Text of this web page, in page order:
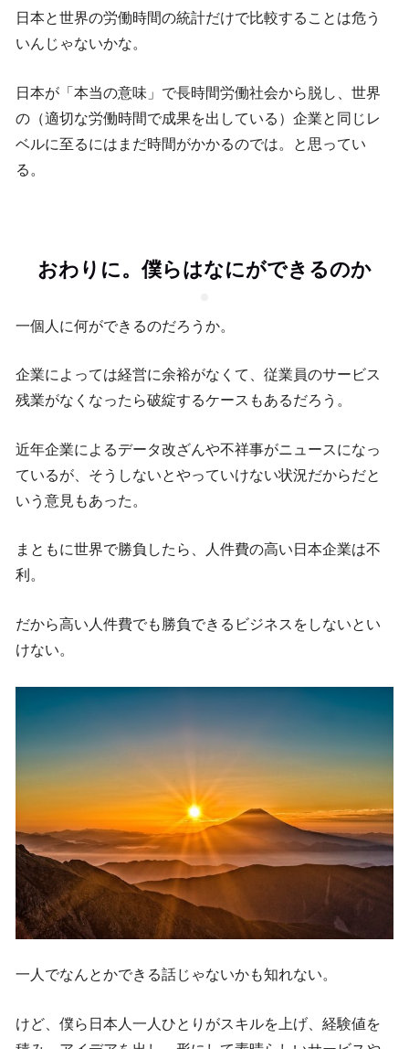
日本と世界の労働時間の統計だけで比較することは危う
いんじゃないかな。
日本が「本当の意味」で長時間労働社会から脱し、世界
の（適切な労働時間で成果を出している）企業と同じレ
ベルに至るにはまだ時間がかかるのでは。と思ってい
る。
おわりに。僕らはなにができるのか
一個人に何ができるのだろうか。
企業によっては経営に余裕がなくて、従業員のサービス
残業がなくなったら破綻するケースもあるだろう。
近年企業によるデータ改ざんや不祥事がニュースになっ
ているが、そうしないとやっていけない状況だからだと
いう意見もあった。
まともに世界で勝負したら、人件費の高い日本企業は不
利。
だから高い人件費でも勝負できるビジネスをしないとい
けない。
一人でなんとかできる話じゃないかも知れない。
けど、僕ら日本人一人ひとりがスキルを上げ、経験値を